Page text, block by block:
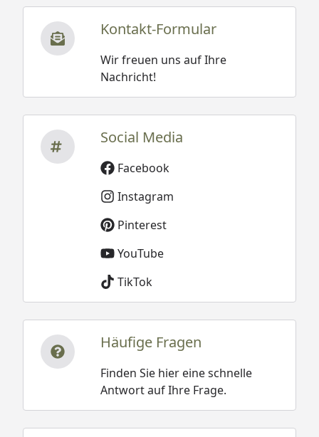
Kontakt-Formular
Wir freuen uns auf Ihre
Nachricht!
Social Media
Facebook
Instagram
Pinterest
YouTube
TikTok
Häufige Fragen
Finden Sie hier eine schnelle
Antwort auf Ihre Frage.